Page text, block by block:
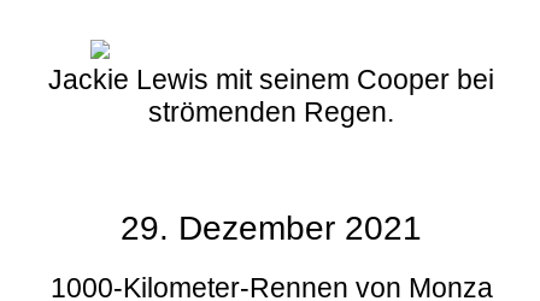
Jackie Lewis mit seinem Cooper bei
strömenden Regen.
29. Dezember 2021
1000-Kilometer-Rennen von Monza